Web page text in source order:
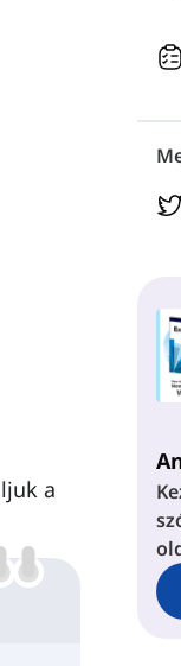
a